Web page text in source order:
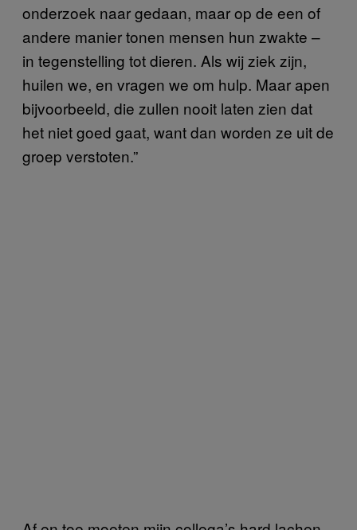
onderzoek naar gedaan, maar op de een of
andere manier tonen mensen hun zwakte –
in tegenstelling tot dieren. Als wij ziek zijn,
huilen we, en vragen we om hulp. Maar apen
bijvoorbeeld, die zullen nooit laten zien dat
het niet goed gaat, want dan worden ze uit de
groep verstoten.”